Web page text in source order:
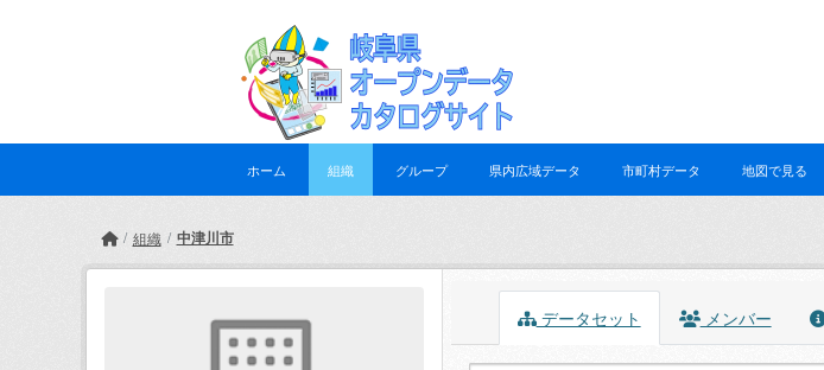
ホーム 組織 グループ 県内広域データ 市町村データ 地図で見る
組織 中津川市
データセット メンバー